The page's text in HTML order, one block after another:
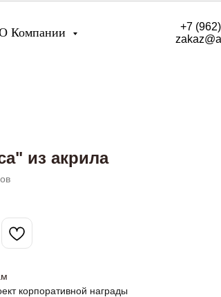
Компании +7
из акрила
корпоративной награды